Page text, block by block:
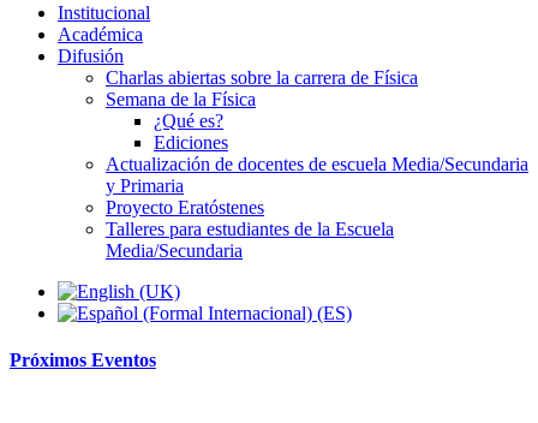
Institucional
Académica
Difusión
Charlas abiertas sobre la carrera de Física
Semana de la Física
¿Qué es?
Ediciones
Actualización de docentes de escuela Media/Secundaria
y Primaria
Proyecto Eratóstenes
Talleres para estudiantes de la Escuela
Media/Secundaria
Próximos Eventos